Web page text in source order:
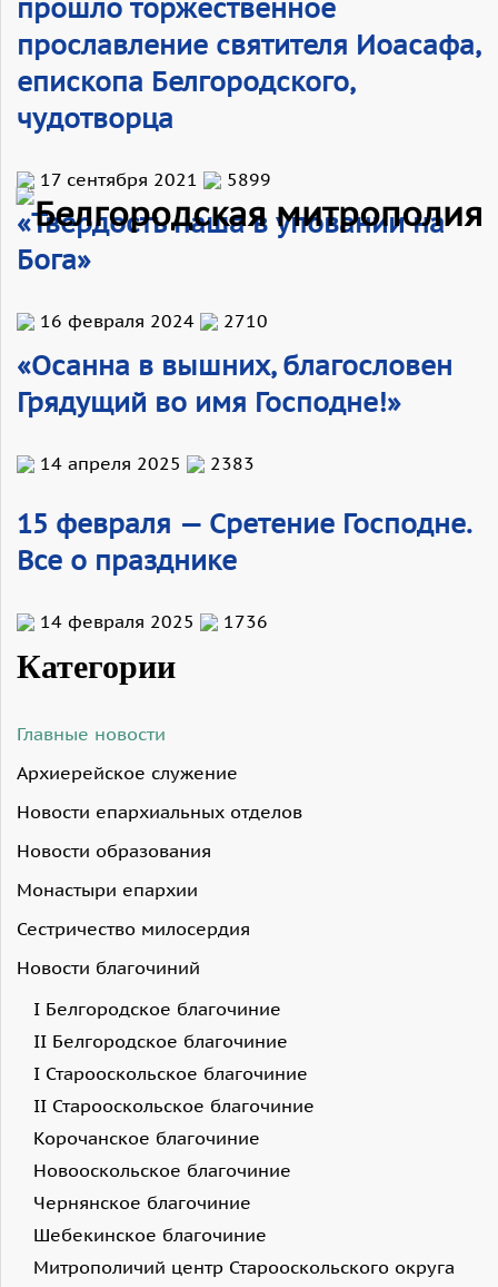
прошло торжественное
прославление святителя Иоасафа,
епископа Белгородского,
чудотворца
17 сентября 2021 5899
«Твердость наша в уповании на
Бога»
16 февраля 2024 2710
«Осанна в вышних, благословен
Грядущий во имя Господне!»
14 апреля 2025 2383
15 февраля — Сретение Господне.
Все о празднике
14 февраля 2025 1736
Категории
Главные новости
Архиерейское служение
Новости епархиальных отделов
Новости образования
Монастыри епархии
Сестричество милосердия
Новости благочиний
I Белгородское благочиние
II Белгородское благочиние
I Старооскольское благочиние
II Старооскольское благочиние
Корочанское благочиние
Новооскольское благочиние
Чернянское благочиние
Шебекинское благочиние
Митрополичий центр Старооскольского округа